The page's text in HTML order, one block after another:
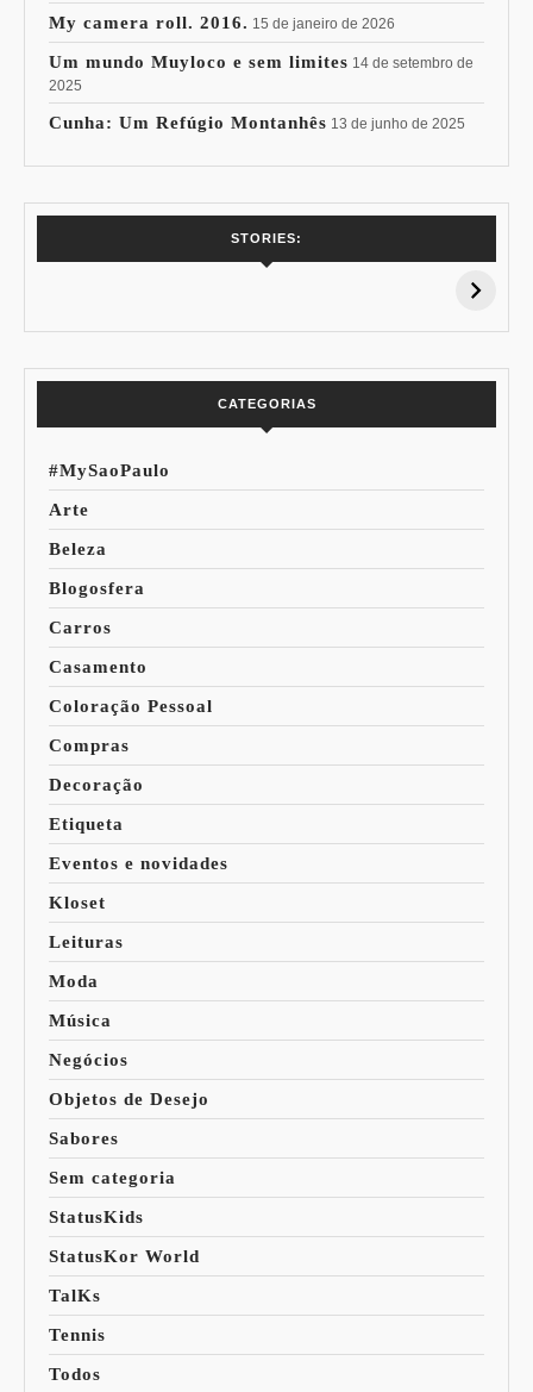
My camera roll. 2016. 15 de janeiro de 2026
Um mundo Muyloco e sem limites 14 de setembro de
2025
Cunha: Um Refúgio Montanhês 13 de junho de 2025
STORIES:
15% de
Pessoal: Os
CATEGORIAS
#MySaoPaulo
Arte
Beleza
Blogosfera
Carros
Casamento
Coloração Pessoal
Compras
Decoração
Etiqueta
Eventos e novidades
Kloset
Leituras
Moda
Música
Negócios
Objetos de Desejo
Sabores
Sem categoria
StatusKids
StatusKor World
TalKs
Tennis
Todos